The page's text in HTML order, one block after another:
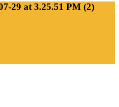
29 at 3.25.51 PM (2)